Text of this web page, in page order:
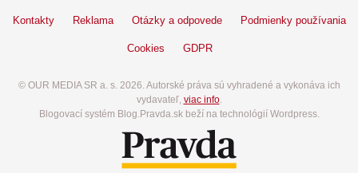
Kontakty Reklama Otázky a odpovede Podmienky používania
Cookies GDPR
© OUR MEDIA SR a. s. 2026. Autorské práva sú vyhradené a vykonáva ich
vydavateľ, viac info.
Blogovací systém Blog.Pravda.sk beží na technológií Wordpress.